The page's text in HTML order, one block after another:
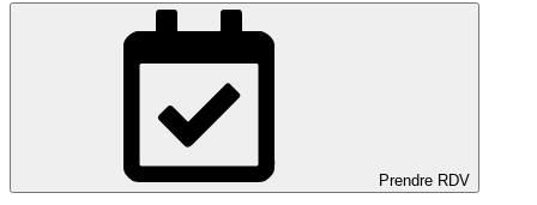
Prendre RDV